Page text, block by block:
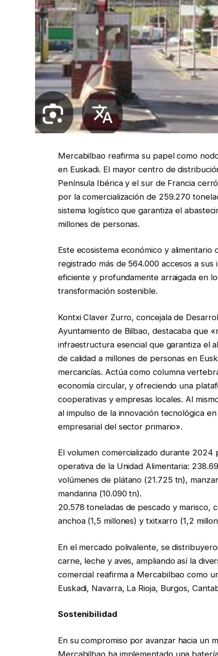
Mercabilbao reafirma su papel como
en Euskadi. El mayor centro de
Península Ibérica y el sur de Francia
por la comercialización de 259.270
sistema logístico que garantiza el
millones de personas.
Este ecosistema económico y
registrado más de 564.000 accesos a
eficiente y profundamente arraigada en
transformación sostenible.
Kontxi Claver Zurro, concejala de
Ayuntamiento de Bilbao, destacaba que
infraestructura esencial que garantiza el
de calidad a millones de personas en
mercancías. Actúa como columna
economía circular, y ofreciendo una
cooperativas y empresas locales. Al
al impulso de la innovación tecnológica
empresarial del sector primario».
El volumen comercializado durante 2024
operativa de la Unidad Alimentaria:
volúmenes de plátano (21.725 tn),
mandarina (10.090 tn).
20.578 toneladas de pescado y marisco,
anchoa (1,5 millones) y txitxarro (1,2
En el mercado polivalente, se
carne, leche y aves, ampliando así la
comercial reafirma a Mercabilbao como
Euskadi, Navarra, La Rioja, Burgos,
Sostenibilidad
En su compromiso por avanzar hacia un
Mercabilbao ha implementado una